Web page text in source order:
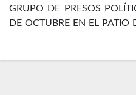
GRUPO DE PRESOS
DE OCTUBRE EN EL PATIO
ENCUENTRA EL